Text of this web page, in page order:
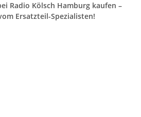
Radio Kölsch Hamburg kaufen –
Ersatzteil-Spezialisten!